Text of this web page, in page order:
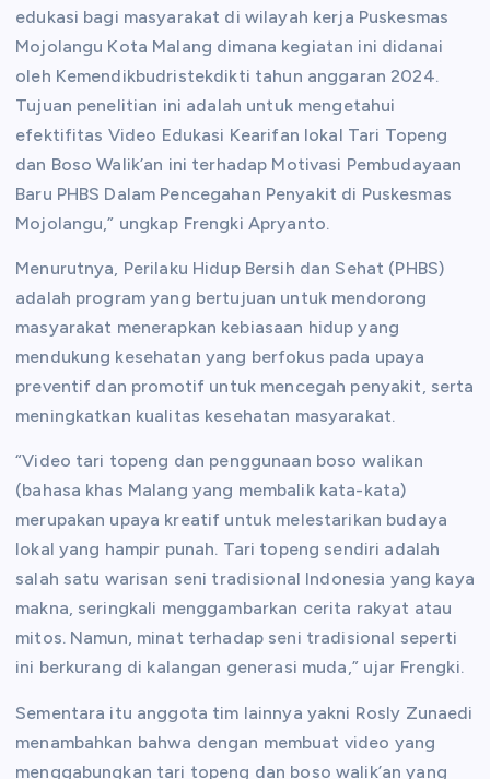
edukasi bagi masyarakat di wilayah kerja Puskesmas
Mojolangu Kota Malang dimana kegiatan ini didanai
oleh Kemendikbudristekdikti tahun anggaran 2024.
Tujuan penelitian ini adalah untuk mengetahui
efektifitas Video Edukasi Kearifan lokal Tari Topeng
dan Boso Walik’an ini terhadap Motivasi Pembudayaan
Baru PHBS Dalam Pencegahan Penyakit di Puskesmas
Mojolangu,” ungkap Frengki Apryanto.
Menurutnya, Perilaku Hidup Bersih dan Sehat (PHBS)
adalah program yang bertujuan untuk mendorong
masyarakat menerapkan kebiasaan hidup yang
mendukung kesehatan yang berfokus pada upaya
preventif dan promotif untuk mencegah penyakit, serta
meningkatkan kualitas kesehatan masyarakat.
“Video tari topeng dan penggunaan boso walikan
(bahasa khas Malang yang membalik kata-kata)
merupakan upaya kreatif untuk melestarikan budaya
lokal yang hampir punah. Tari topeng sendiri adalah
salah satu warisan seni tradisional Indonesia yang kaya
makna, seringkali menggambarkan cerita rakyat atau
mitos. Namun, minat terhadap seni tradisional seperti
ini berkurang di kalangan generasi muda,” ujar Frengki.
Sementara itu anggota tim lainnya yakni Rosly Zunaedi
menambahkan bahwa dengan membuat video yang
menggabungkan tari topeng dan boso walik’an yang